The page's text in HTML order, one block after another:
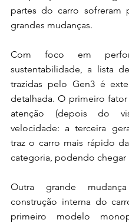
partes do carro sofreram
grandes mudanças.
Com foco em
sustentabilidade, a lista
trazidas pelo Gen3 é
detalhada. O primeiro
atenção (depois do
velocidade: a terceira
traz o carro mais rápido
Outra grande
construção interna do
primeiro modelo